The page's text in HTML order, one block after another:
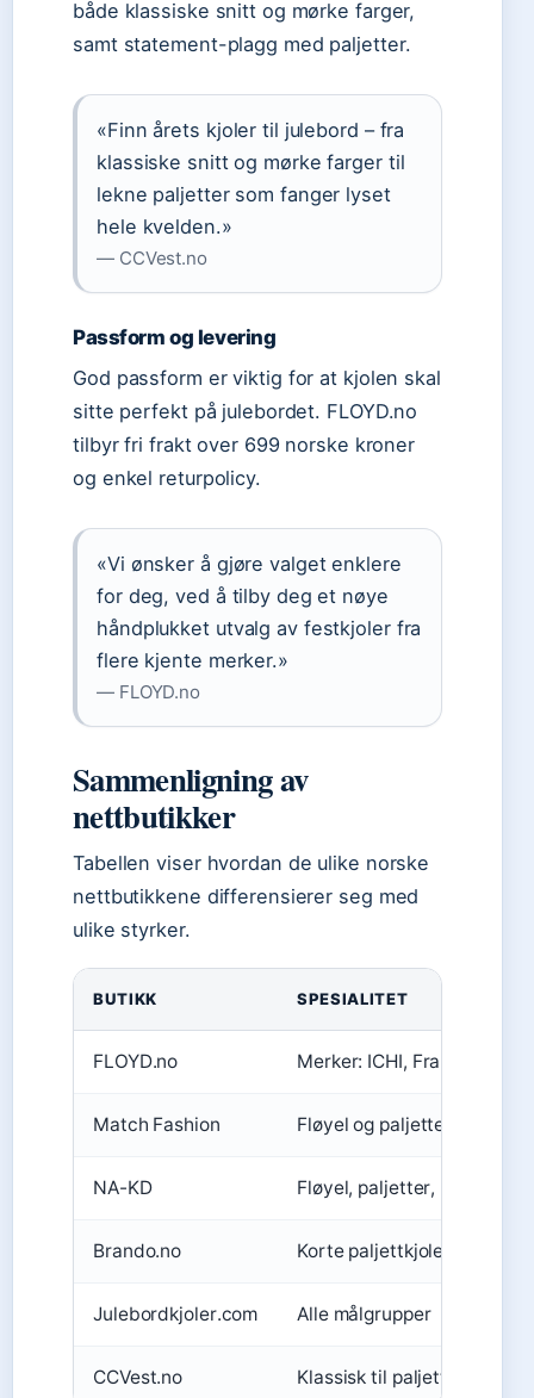
både klassiske snitt og mørke farger,
samt statement-plagg med paljetter.
«Finn årets kjoler til julebord – fra
klassiske snitt og mørke farger til
lekne paljetter som fanger lyset
hele kvelden.»
— CCVest.no
Passform og levering
God passform er viktig for at kjolen skal
sitte perfekt på julebordet. FLOYD.no
tilbyr fri frakt over 699 norske kroner
og enkel returpolicy.
«Vi ønsker å gjøre valget enklere
for deg, ved å tilby deg et nøye
håndplukket utvalg av festkjoler fra
flere kjente merker.»
— FLOYD.no
Sammenligning av
nettbutikker
Tabellen viser hvordan de ulike norske
nettbutikkene differensierer seg med
ulike styrker.
BUTIKK SPESIALITET
FLOYD.no Merker: ICHI, Fransa, mbyM
Match Fashion Fløyel og paljetter
NA-KD Fløyel, paljetter, rød
Brando.no Korte paljettkjoler
Julebordkjoler.com Alle målgrupper
CCVest.no Klassisk til paljett